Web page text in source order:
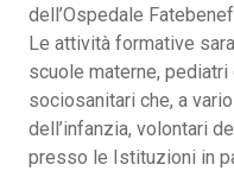
dell’Ospedale
Le attività formative
scuole materne,
sociosanitari che, a
dell’infanzia, volontari
presso le Istituzioni in